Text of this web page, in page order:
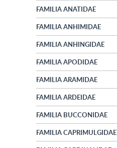
FAMILIA ANATIDAE
FAMILIA ANHIMIDAE
FAMILIA ANHINGIDAE
FAMILIA APODIDAE
FAMILIA ARAMIDAE
FAMILIA ARDEIDAE
FAMILIA BUCCONIDAE
FAMILIA CAPRIMULGIDAE